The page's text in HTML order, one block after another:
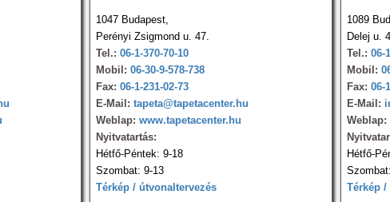
1047 Budapest,
Perényi Zsigmond u. 47.
Tel.: 06-1-370-70-10
Mobil: 06-30-9-578-738
Fax: 06-1-231-02-73
E-Mail: tapeta@tapetacenter.hu
Weblap: www.tapetacenter.hu
Nyitvatartás:
Hétfő-Péntek: 9-18
Szombat: 9-13
Térkép / útvonaltervezés
1089
Delej u.
Tel.: 06-
Mobil:
Fax: 06-
E-Mail:
Weblap:
Hétfő-
Térkép /